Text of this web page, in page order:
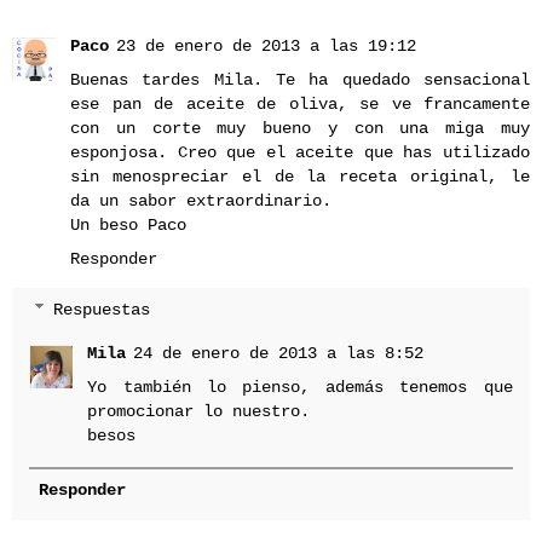
Paco 23 de enero de 2013 a las 19:12
Buenas tardes Mila. Te ha quedado sensacional
ese pan de aceite de oliva, se ve francamente
con un corte muy bueno y con una miga muy
esponjosa. Creo que el aceite que has utilizado
sin menospreciar el de la receta original, le
da un sabor extraordinario.
Un beso Paco
Responder
Respuestas
Mila 24 de enero de 2013 a las 8:52
Yo también lo pienso, además tenemos que
promocionar lo nuestro.
besos
Responder